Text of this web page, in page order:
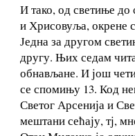
И тако, од светиње
и Хрисовуља, окрене
Једна за другом
другу. Њих седам
обнављане. И још
се спомињу 13. Код
Светог Арсенија и
мештани сећају, тј,